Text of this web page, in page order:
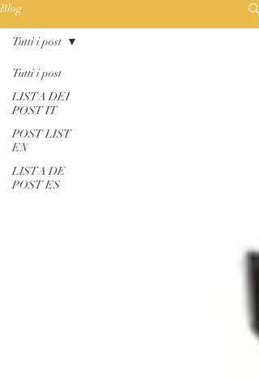
Blog
Tutti i post
LISTA DEI
POST IT
POST LIST
EN
LISTA DE
POST ES
Tutti i post